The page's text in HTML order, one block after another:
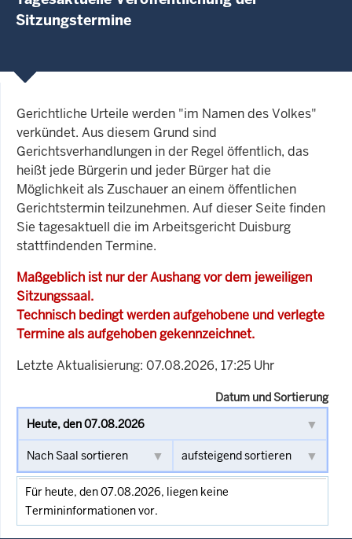
Sitzungstermine
Gerichtliche Urteile werden "im Namen des Volkes"
verkündet. Aus diesem Grund sind
Gerichtsverhandlungen in der Regel öffentlich, das
heißt jede Bürgerin und jeder Bürger hat die
Möglichkeit als Zuschauer an einem öffentlichen
Gerichtstermin teilzunehmen. Auf dieser Seite finden
Sie tagesaktuell die im Arbeitsgericht Duisburg
stattfindenden Termine.
Maßgeblich ist nur der Aushang vor dem jeweiligen
Sitzungssaal.
Technisch bedingt werden aufgehobene und verlegte
Termine als aufgehoben gekennzeichnet.
Letzte Aktualisierung: 07.08.2026, 17:25 Uhr
Datum und Sortierung
Für heute, den 07.08.2026, liegen keine
Termininformationen vor.